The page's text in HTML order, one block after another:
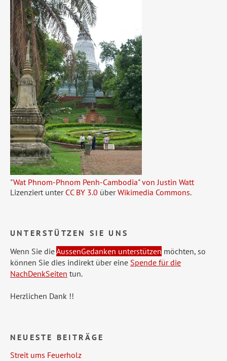
"Wat Phnom-Phnom Penh-Cambodia"von Justin Watt
Lizenziert unter CC BY 3.0 überWikimedia Commons.
UNTERSTÜTZEN SIE UNS
Wenn Sie dieAussenGedanken unterstützen möchten, so
können Sie dies indirekt über eine Spende für die
NachDenkSeiten tun.
Herzlichen Dank !!
NEUESTE BEITRÄGE
Streit ums Feuerholz